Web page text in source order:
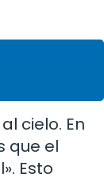
cielo. En
que el
Esto